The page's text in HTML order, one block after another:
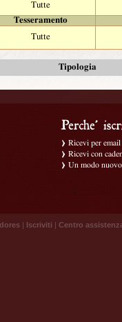
Tutte
Tesseramento
Tutte
Tipologia
Ricevi per
Ricevi con
Un modo
| Iscriviti | Centro